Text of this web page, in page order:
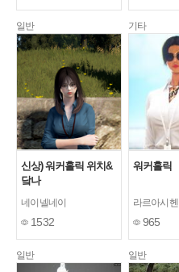
일반
신상) 워커홀릭 위치&
닼나
네이넬네이
1532
기타
워커홀릭
라르아시헨
965
일반 일반